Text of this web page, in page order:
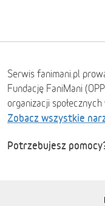
Serwis fanimani.pl
Fundację FaniMani
organizacji
Zobacz wszystkie
Potrzebujesz